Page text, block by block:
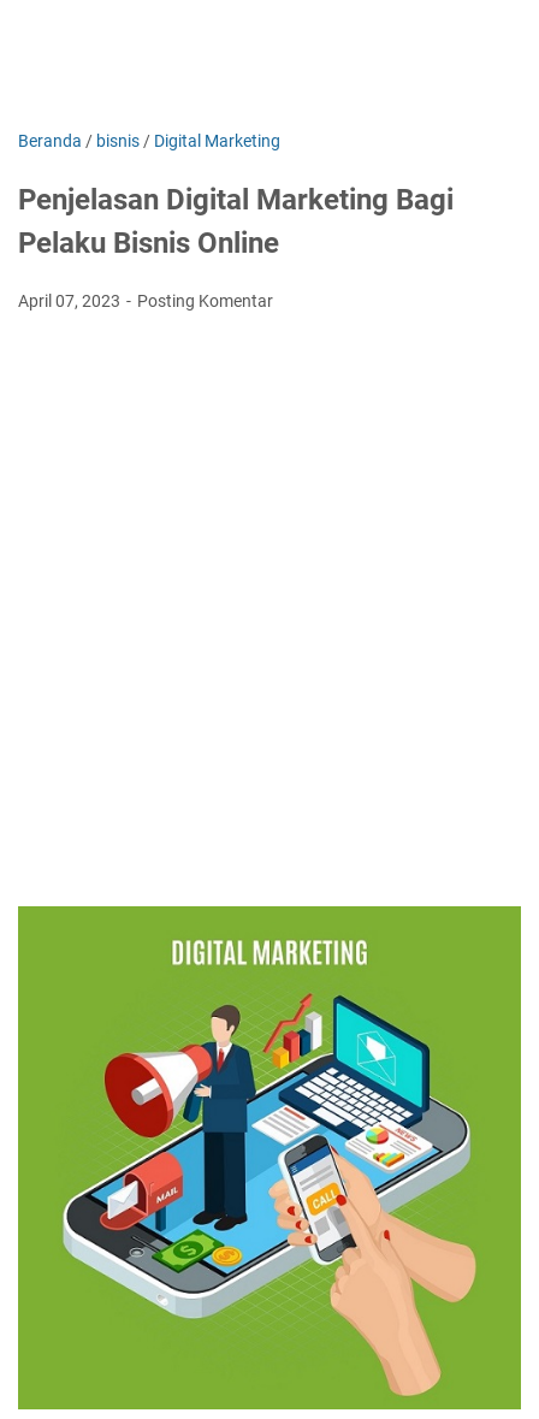
Beranda / bisnis / Digital Marketing
Penjelasan Digital Marketing Bagi
Pelaku Bisnis Online
April 07, 2023 Posting Komentar